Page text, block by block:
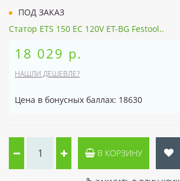
ПОД ЗАКАЗ
Статор ETS 150 EC 120V ET-BG Festool..
18 029 р.
НАШЛИ ДЕШЕВЛЕ?
Цена в бонусных баллах: 18630
В КОРЗИНУ